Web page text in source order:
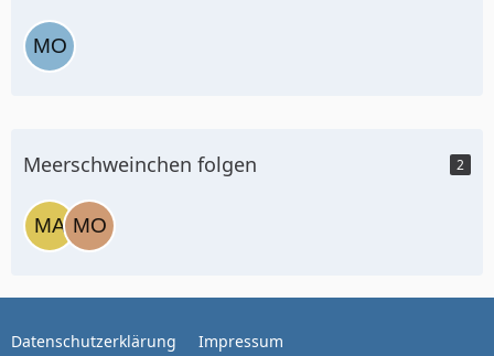
Meerschweinchen folgen 2
Datenschutzerklärung Impressum